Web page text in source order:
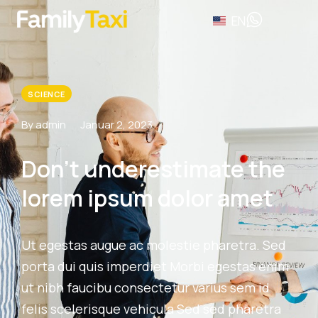
SCIENCE
By admin Januar 2, 2023
Don’t underestimate the
lorem ipsum dolor amet
Ut egestas augue ac molestie pharetra. Sed
porta dui quis imperdiet Morbi egestas enim
ut nibh faucibu consectetur varius sem id
felis scelerisque vehicula Sed sed pharetra